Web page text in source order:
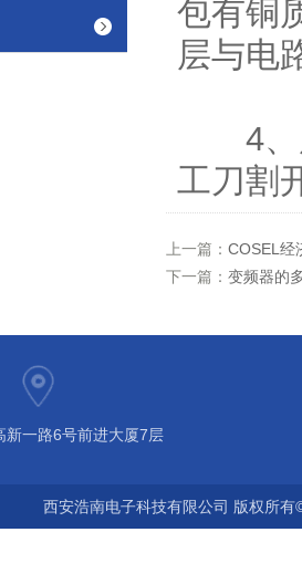
包有铜
层与电
4、层
工刀割
上一篇： COSEL经
下一篇： 变频器的
新一路6号前进大厦7层
西安浩南电子科技有限公司 版权所